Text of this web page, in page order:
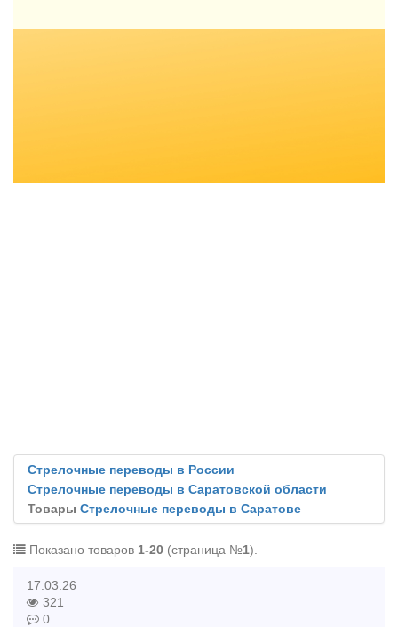
Стрелочные переводы в России
Стрелочные переводы в Саратовской области
Товары Стрелочные переводы в Саратове
Показано товаров 1-20 (страница №1).
17.03.26
321
0